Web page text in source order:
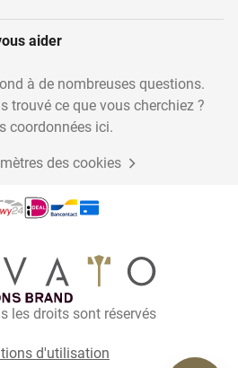
aider
à de nombreuses questions.
trouvé ce que vous cherchiez ?
coordonnées ici.
des cookies
les droits sont réservés
d'utilisation